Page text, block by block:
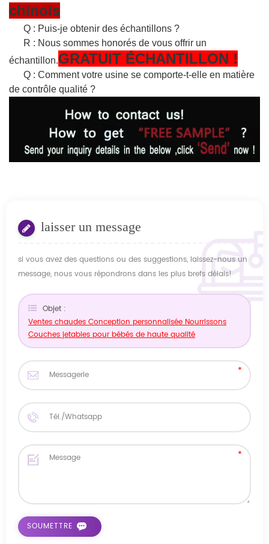
chinois
Q : Puis-je obtenir des échantillons ?
R : Nous sommes honorés de vous offrir un
échantillon.GRATUIT ÉCHANTILLON !
Q : Comment votre usine se comporte-t-elle en matière
de contrôle qualité ?
laisser un message
si vous avez des questions ou des suggestions, laissez-nous un
message, nous vous répondrons dans les plus brefs délais!
Objet :
Ventes chaudes Conception personnalisée Nourrissons
Couches jetables pour bébés de haute qualité